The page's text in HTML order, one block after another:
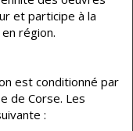
et participe à la
région.
est conditionné par
de Corse. Les
: